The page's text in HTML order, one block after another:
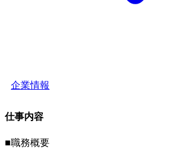
企業情報
仕事内容
■職務概要